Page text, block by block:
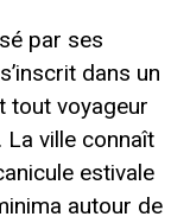
par ses
dans un
tout voyageur
La ville connaît
estivale
autour de